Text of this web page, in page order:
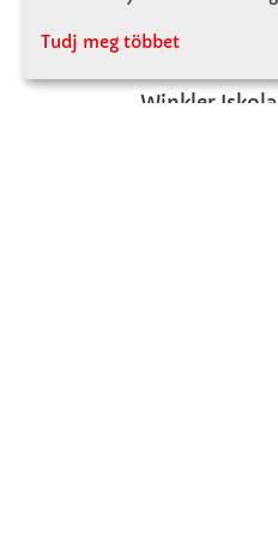
KAPCSOLAT
Winkler
Tudj meg többet